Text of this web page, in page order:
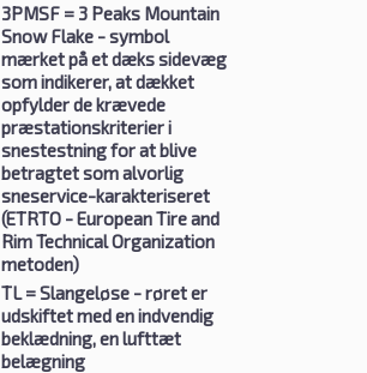
3PMSF= 3 Peaks Mountain
Snow Flake - symbol
mærket på et dæks sidevæg
som indikerer, at dækket
opfylder de krævede
præstationskriterier i
snestestning for at blive
betragtet som alvorlig
sneservice-karakteriseret
(ETRTO - European Tire and
Rim Technical Organization
metoden)
TL= Slangeløse - røret er
udskiftet med en indvendig
beklædning, en lufttæt
belægning